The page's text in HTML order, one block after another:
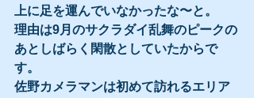
上に足を運んでいなかったな〜と。
理由は9月のサクラダイ乱舞のピークの
あとしばらく閑散としていたからで
す。
佐野カメラマンは初めて訪れるエリア